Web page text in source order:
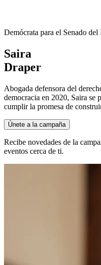
Demócrata para el Senado
Saira
Draper
Abogada defensora del
democracia en 2020, Saira se
cumplir la promesa de
Únete a la campaña
Recibe novedades de la
eventos cerca de ti.